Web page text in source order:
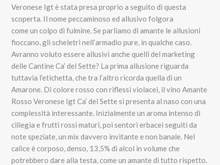
Veronese Igt è stata presa proprio a seguito di questa
scoperta. Il nome peccaminoso ed allusivo folgora
come un colpo di fulmine. Se parliamo di amante le allusioni
fioccano, gli scheletri nell’armadio pure, in qualche caso.
Avranno voluto essere allusivi anche quelli del marketing
delle Cantine Ca’ del Sette? La prima allusione riguarda
tuttavia l’etichetta, che tra l’altro ricorda quella di un
Amarone. Di colore rosso con riflessi violacei, il vino Amante
Rosso Veronese Igt Ca’ del Sette si presenta al naso con una
complessità interessante. Inizialmente un aroma intenso di
ciliegia e frutti rossi maturi, poi sentori erbacei seguiti da
note speziate, un mix davvero invitante e non banale. Nel
calice è corposo, denso, 13,5% di alcol in volume che
potrebbero dare alla testa, come un amante di tutto rispetto.